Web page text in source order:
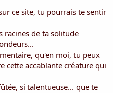
me faudra rendre
les maux qui
suis pas un laissé
ce site, tu pourrais te sentir
racines de ta solitude
qu'en moi, tu peux
accablante créature qui
si talentueuse... que te